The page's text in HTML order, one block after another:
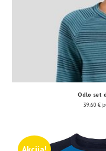
Odlo set
39.60 €